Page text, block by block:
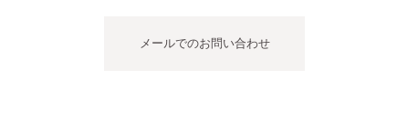
メールでのお問い合わせ